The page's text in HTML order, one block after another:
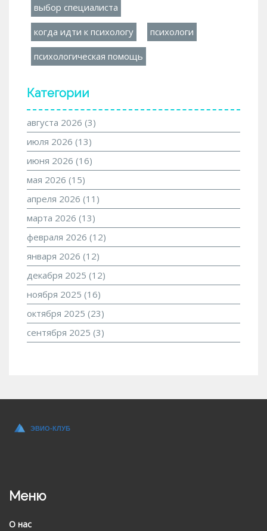
выбор специалиста
когда идти к психологу психологи
психологическая помощь
Категории
августа 2026 (3)
июля 2026 (13)
июня 2026 (16)
мая 2026 (15)
апреля 2026 (11)
марта 2026 (13)
февраля 2026 (12)
января 2026 (12)
декабря 2025 (12)
ноября 2025 (16)
октября 2025 (23)
сентября 2025 (3)
Меню
О нас